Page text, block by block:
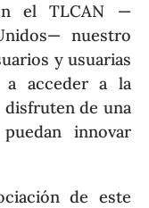
el TLCAN —
nuestro
y usuarias
a acceder a la
de una
innovar
de este